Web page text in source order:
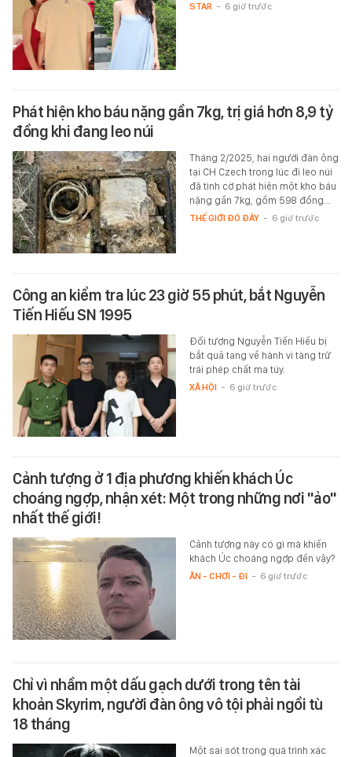
STAR - 6 giờ trước
Phát hiện kho báu nặng gần 7kg, trị giá hơn 8,9 tỷ
đồng khi đang leo núi
Tháng 2/2025, hai người đàn ông
tại CH Czech trong lúc đi leo núi
đã tình cờ phát hiện một kho báu
nặng gần 7kg, gồm 598 đồng…
THẾ GIỚI ĐÓ ĐÂY - 6 giờ trước
Công an kiểm tra lúc 23 giờ 55 phút, bắt Nguyễn
Tiến Hiếu SN 1995
Đối tượng Nguyễn Tiến Hiếu bị
bắt quả tang về hành vi tàng trữ
trái phép chất ma túy.
XÃ HỘI - 6 giờ trước
Cảnh tượng ở 1 địa phương khiến khách Úc
choáng ngợp, nhận xét: Một trong những nơi "ảo"
nhất thế giới!
Cảnh tượng này có gì mà khiến
khách Úc choáng ngợp đến vậy?
ĂN - CHƠI - ĐI - 6 giờ trước
Chỉ vì nhầm một dấu gạch dưới trong tên tài
khoản Skyrim, người đàn ông vô tội phải ngồi tù
18 tháng
Một sai sót trong quá trình xác